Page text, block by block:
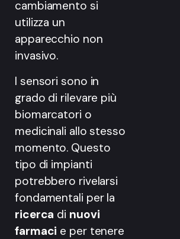
cambiamento si
utilizza un
apparecchio non
invasivo.
I sensori sono in
grado di rilevare più
biomarcatori o
medicinali allo stesso
momento. Questo
tipo di impianti
potrebbero rivelarsi
fondamentali per la
ricerca di nuovi
farmaci e per tenere